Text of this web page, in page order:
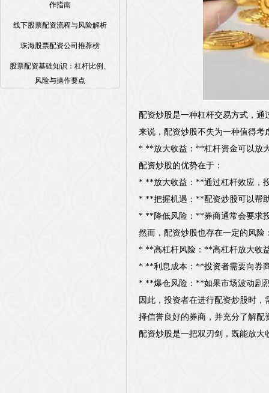
作指南
线下股票配资流程与风险解析
珠海股票配资公司推荐榜
股票配资基础知识：杠杆比例、
风险与操作要点
配资炒股是一种杠杆交易方式，
来说，配资炒股不失为一种值得考
* **放大收益：**杠杆资金可以放
配资炒股的优势在于：
* **放大收益：**通过杠杆效应，
* **把握机遇：**配资炒股可以帮
* **降低风险：**券商通常会要求
然而，配资炒股也存在一定的风险
* **高杠杆风险：**高杠杆放大收
* **利息成本：**投资者需要向券
* **爆仓风险：**如果市场波动剧
因此，投资者在进行配资炒股时
择信誉良好的券商，并充分了解配
配资炒股是一把双刃剑，既能放